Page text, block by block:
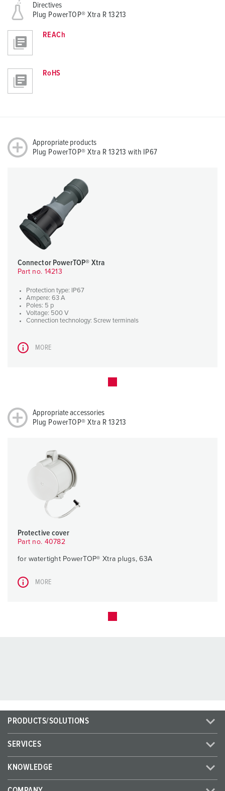
Directives
Plug PowerTOP® Xtra R 13213
REACh
RoHS
Appropriate products
Plug PowerTOP® Xtra R 13213 with IP67
Connector PowerTOP® Xtra
Part no. 14213
Protection type: IP67
Ampere: 63 A
Poles: 5 p
Voltage: 500 V
Connection technology: Screw terminals
MORE
Appropriate accessories
Plug PowerTOP® Xtra R 13213
Protective cover
Part no. 40782
for watertight PowerTOP® Xtra plugs, 63A
MORE
PRODUCTS/SOLUTIONS
SERVICES
KNOWLEDGE